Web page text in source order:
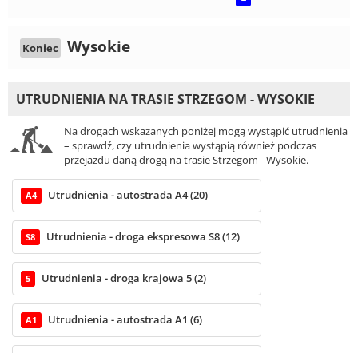
Koniec Wysokie
UTRUDNIENIA NA TRASIE STRZEGOM - WYSOKIE
Na drogach wskazanych poniżej mogą wystąpić utrudnienia
– sprawdź, czy utrudnienia wystąpią również podczas
przejazdu daną drogą na trasie Strzegom - Wysokie.
A4 Utrudnienia - autostrada A4 (20)
S8 Utrudnienia - droga ekspresowa S8 (12)
5 Utrudnienia - droga krajowa 5 (2)
A1 Utrudnienia - autostrada A1 (6)